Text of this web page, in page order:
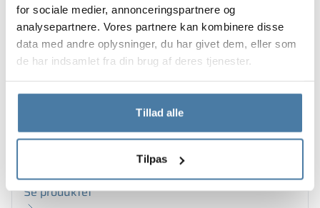
for sociale medier, annonceringspartnere og
analysepartnere. Vores partnere kan kombinere disse
data med andre oplysninger, du har givet dem, eller som
de har indsamlet fra din brug af deres tjenester.
Tillad alle
Tilpas
+7
Se produktet